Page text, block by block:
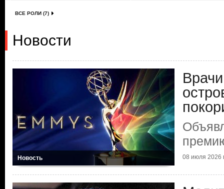
ВСЕ РОЛИ (7)
Новости
Новость 08 июля 2026